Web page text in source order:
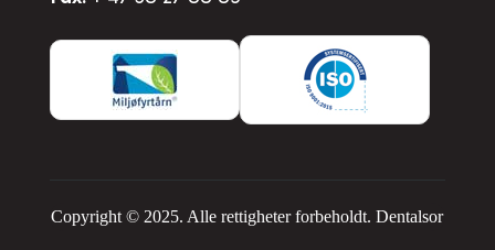
Copyright © 2025. Alle rettigheter forbeholdt. Dentalsor